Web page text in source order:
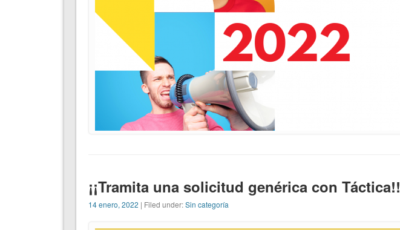
¡¡Tramita una solicitud genérica con Táctica!!
14 enero, 2022 | Filed under:Sin categoría